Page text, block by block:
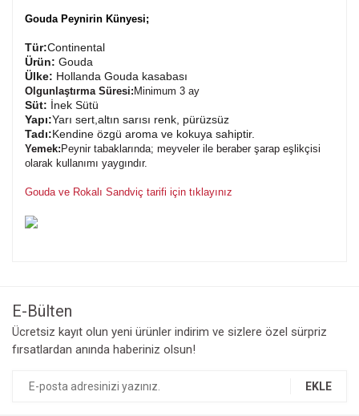
Gouda Peynirin Künyesi;
Tür:Continental
Ürün: Gouda
Ülke: Hollanda Gouda kasabası
Olgunlaştırma Süresi: Minimum 3 ay
Süt: İnek Sütü
Yapı:Yarı sert,altın sarısı renk, pürüzsüz
Tadı: Kendine özgü aroma ve kokuya sahiptir.
Yemek: Peynir tabaklarında; meyveler ile beraber şarap eşlikçisi
olarak kullanımı yaygındır.
Gouda ve Rokalı Sandviç tarifi için tıklayınız
E-Bülten
Ücretsiz kayıt olun yeni ürünler indirim ve sizlere özel sürpriz
fırsatlardan anında haberiniz olsun!
EKLE